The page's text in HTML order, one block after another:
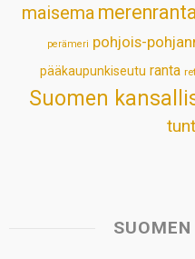
maisema
perämeri pohjois-
pääkaupunkiseutu ranta
Suomen